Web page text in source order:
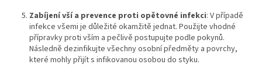
Zabíjení vší a prevence proti opětovné infekci: V případě
infekce všemi je důležité okamžitě jednat. Použijte vhodné
přípravky proti vším a pečlivě postupujte podle pokynů.
Následně dezinfikujte všechny osobní předměty a povrchy,
které mohly přijít s infikovanou osobou do styku.